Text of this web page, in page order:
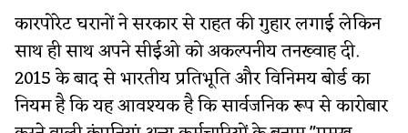
कारपोरेट घरानों ने सरकार से राहत की गुहार लगाई लेकिन
साथ ही साथ अपने सीईओ को अकल्पनीय तनख्वाह दी.
2015 के बाद से भारतीय प्रतिभूति और विनिमय बोर्ड का
नियम है कि यह आवश्यक है कि सार्वजनिक रूप से कारोबार